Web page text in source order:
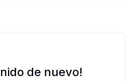
de nuevo!